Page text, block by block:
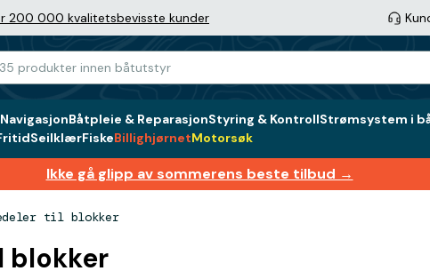
200 000 kvalitetsbevisste kunder
NavigasjonBåtpleie & ReparasjonStyring & KontrollStrømsystem i
SeilklærFiskeBillighjørnetMotorsøk
Ikke gå glipp av sommerens beste tilbud →
til blokker
blokker